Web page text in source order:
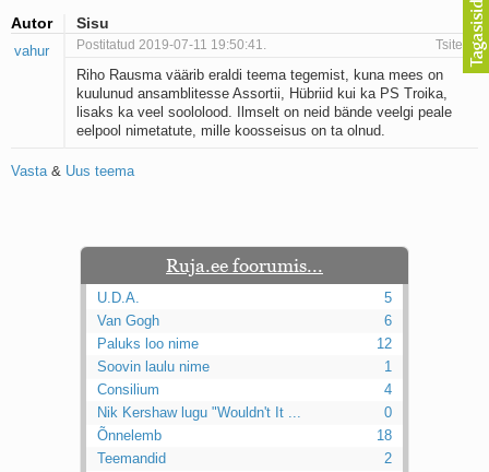
Aeg
Oota mind
Ih-ih-hii ja ah-ah-haa
Päikeselapsed
Laul võimalusest
Üleminek
Laul teost
Põhi, lõuna, ida, lääs
Elupõline kaja
Omaette
Perekondlik
Kassimäng
Läänemere lained
Üle müüri
Autor Sisu
vahur Postitatud 2019-07-11 19:50:41. Tsiteeri
Riho Rausma väärib eraldi teema tegemist, kuna mees on
kuulunud ansamblitesse Assortii, Hübriid kui ka PS Troika,
lisaks ka veel soololood. Ilmselt on neid bände veelgi peale
eelpool nimetatute, mille koosseisus on ta olnud.
Vasta& Uus teema
Ruja.ee foorumis...
U.D.A.
5
Van Gogh
6
Paluks loo nime
12
Soovin laulu nime
1
Consilium
4
Nik Kershaw lugu "Wouldn't It ...
0
Õnnelemb
18
Teemandid
2